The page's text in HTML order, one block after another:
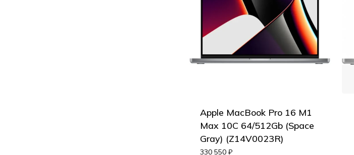
Apple MacBook Pro 16 M1
Max 10C 64/512Gb (Space
Gray) (Z14V0023R)
330 550 ₽